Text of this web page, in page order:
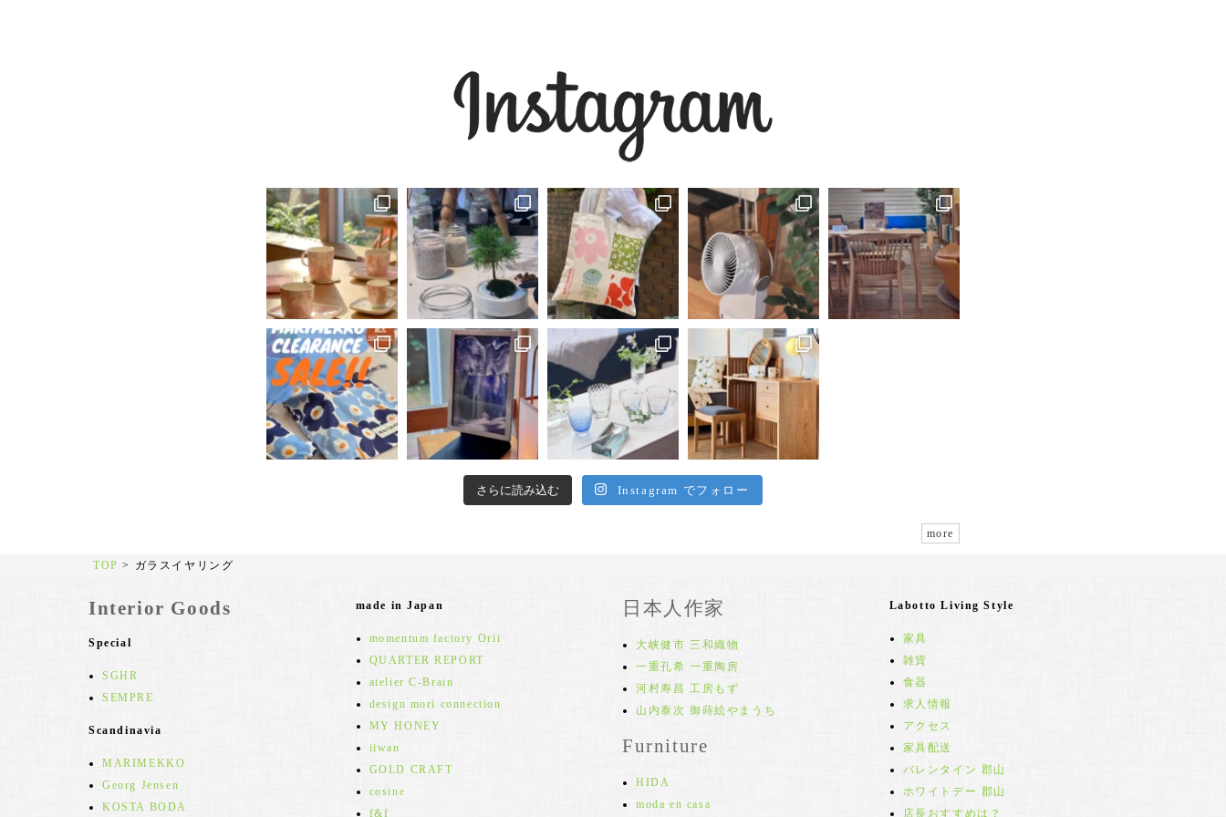
さらに読み込む Instagram でフォロー
more
TOP > ガラスイヤリング
Interior Goods
Special
SGHR
SEMPRE
Scandinavia
MARIMEKKO
Georg Jensen
KOSTA BODA
made in Japan
momentum factory Orii
QUARTER REPORT
atelier C-Brain
design mori connection
MY HONEY
iiwan
GOLD CRAFT
cosine
f&f
日本人作家
大峡健市 三和織物
一重孔希 一重陶房
河村寿昌 工房もず
山内泰次 御蒔絵やまうち
Furniture
HIDA
moda en casa
Labotto Living Style
家具
雑貨
食器
求人情報
アクセス
家具配送
バレンタイン 郡山
ホワイトデー 郡山
店長おすすめは？